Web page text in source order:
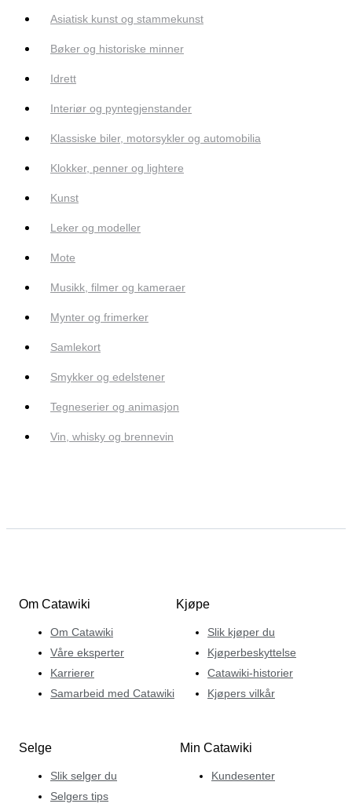
Asiatisk kunst og stammekunst
Bøker og historiske minner
Idrett
Interiør og pyntegjenstander
Klassiske biler, motorsykler og automobilia
Klokker, penner og lightere
Kunst
Leker og modeller
Mote
Musikk, filmer og kameraer
Mynter og frimerker
Samlekort
Smykker og edelstener
Tegneserier og animasjon
Vin, whisky og brennevin
Om Catawiki
Om Catawiki
Våre eksperter
Karrierer
Samarbeid med Catawiki
Kjøpe
Slik kjøper du
Kjøperbeskyttelse
Catawiki-historier
Kjøpers vilkår
Selge
Slik selger du
Selgers tips
Min Catawiki
Kundesenter